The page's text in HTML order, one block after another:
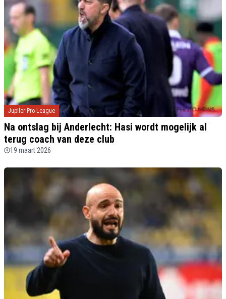
Jupiler Pro League
Na ontslag bij Anderlecht: Hasi wordt mogelijk al
terug coach van deze club
19 maart 2026